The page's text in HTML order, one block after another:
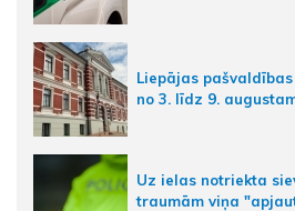
Liepājas
no 3. līdz 9.
Uz ielas notriekta
traumām viņa